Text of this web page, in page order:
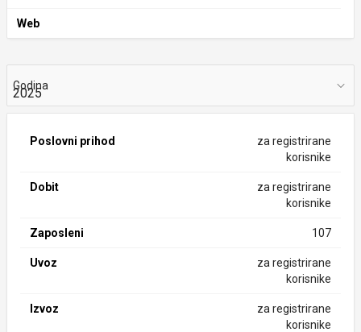
Web
Godina
Poslovni prihod
za registrirane
korisnike
Dobit
za registrirane
korisnike
Zaposleni 107
Uvoz
za registrirane
korisnike
Izvoz
za registrirane
korisnike